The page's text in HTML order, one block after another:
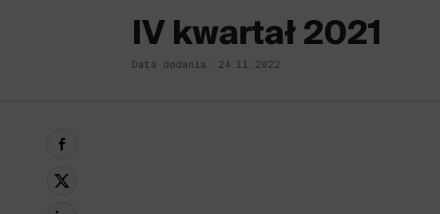
IV kwartał 2021
Data dodania: 24.11.2022